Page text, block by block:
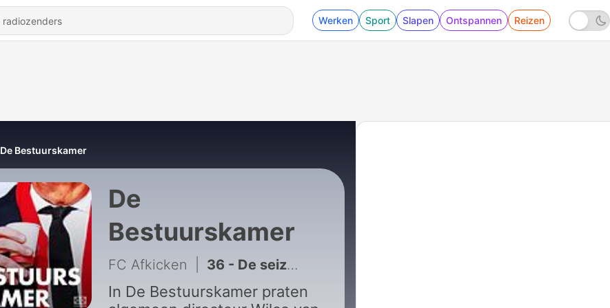
Werken Sport Slapen Ontspannen Reizen
De Bestuurskamer
De
Bestuurskamer
FC Afkicken 36 - De seizoensfinale ft. Marcel Brands, Jan de Jong en Raymond van Meenen! | De Bestuurskamer | S01E36
In De Bestuurskamer praten